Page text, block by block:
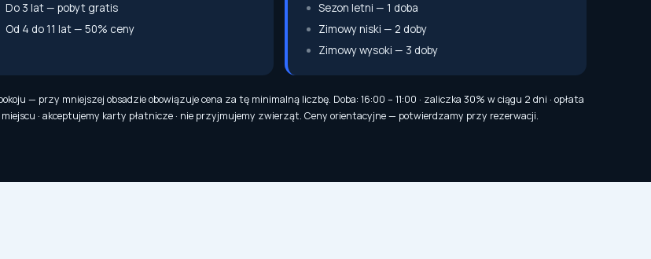
Do 3 lat — pobyt gratis
Od 4 do 11 lat — 50% ceny
Sezon letni — 1 doba
Zimowy niski — 2 doby
Zimowy wysoki — 3 doby
— przy mniejszej obsadzie obowiązuje cena za tę minimalną liczbę. Doba: 16:00 – 11:00 · zaliczka 30% w ciągu 2 dni · opłata
· akceptujemy karty płatnicze · nie przyjmujemy zwierząt. Ceny orientacyjne — potwierdzamy przy rezerwacji.